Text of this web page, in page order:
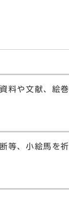
料や文献、絵巻
等、小絵馬を祈